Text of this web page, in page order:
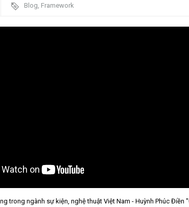
Blog, Framework
trong ngành sự kiện, nghệ thuật Việt Nam - Huỳnh Phúc